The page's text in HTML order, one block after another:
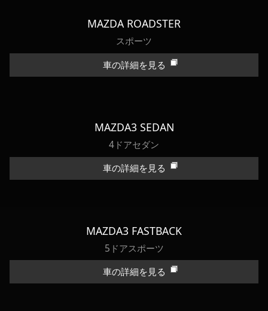
スポーツ
車の詳細を見る
MAZDA ROADSTER
4ドアセダン
車の詳細を見る
MAZDA3 SEDAN
5ドアスポーツ
車の詳細を見る
MAZDA3 FASTBACK